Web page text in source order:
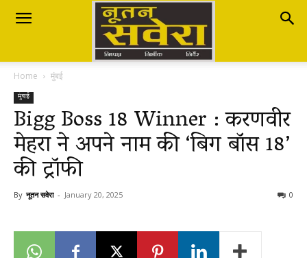
Nutan
Savera
नूतन
सवेरा
Home मुंबई
मुंबई
Bigg Boss 18 Winner : करणवीर
मेहरा ने अपने नाम की ‘बिग बॉस 18’
की ट्रॉफी
By नूतन सवेरा - January 20, 2025 0